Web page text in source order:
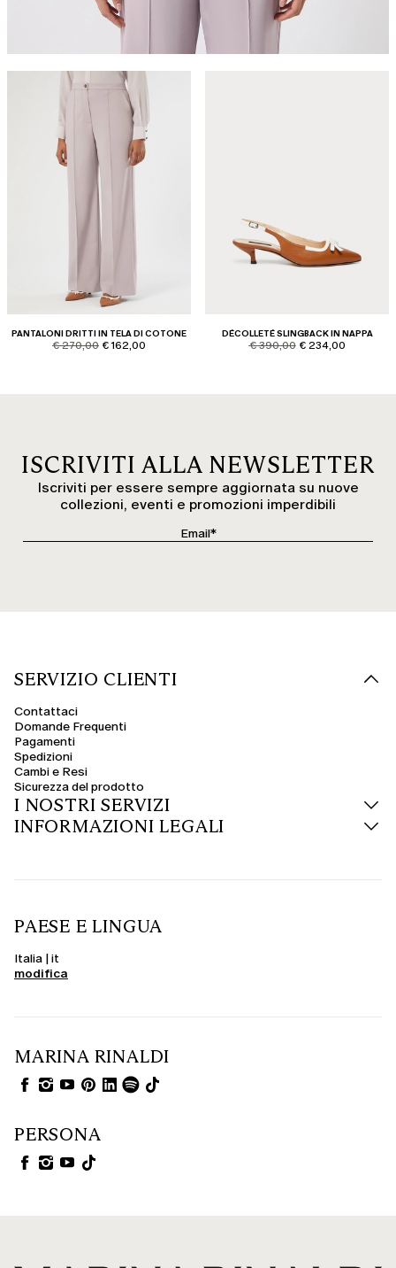
PANTALONI DRITTI IN TELA DI COTONE
product.price.original
€ 270,00 product.price.sale
€ 162,00
DÉCOLLETÉ SLINGBACK IN NAPPA
product.price.original
€ 390,00 product.price.sale
€ 234,00
ISCRIVITI ALLA NEWSLETTER
Iscriviti per essere sempre aggiornata su nuove
collezioni, eventi e promozioni imperdibili
SERVIZIO CLIENTI
Contattaci
Domande Frequenti
Pagamenti
Spedizioni
Cambi e Resi
Sicurezza del prodotto
I NOSTRI SERVIZI
INFORMAZIONI LEGALI
PAESE E LINGUA
Italia | it
modifica
MARINA RINALDI
PERSONA